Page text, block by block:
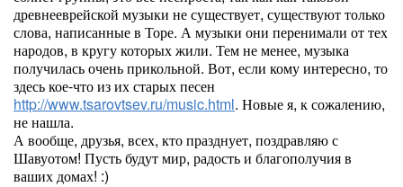
древнееврейской музыки не существует, существуют только
слова, написанные в Торе. А музыки они перенимали от тех
народов, в кругу которых жили. Тем не менее, музыка
получилась очень прикольной. Вот, если кому интересно, то
здесь кое-что из их старых песен
http://www.tsarovtsev.ru/music.html. Новые я, к сожалению,
не нашла.
А вообще, друзья, всех, кто празднует, поздравляю с
Шавуотом! Пусть будут мир, радость и благополучия в
ваших домах! :)